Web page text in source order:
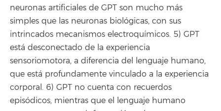
neuronas artificiales de GPT son mucho más
simples que las neuronas biológicas, con sus
intrincados mecanismos electroquímicos. 5) GPT
está desconectado de la experiencia
sensoriomotora, a diferencia del lenguaje humano,
que está profundamente vinculado a la experiencia
corporal. 6) GPT no cuenta con recuerdos
episódicos, mientras que el lenguaje humano